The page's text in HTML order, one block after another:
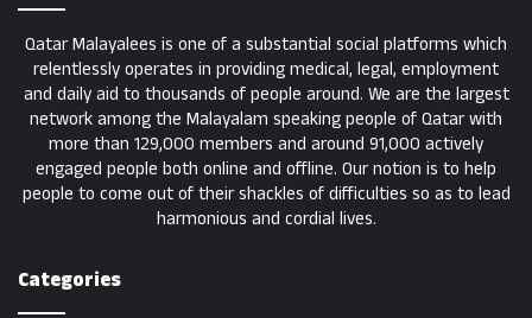
Qatar Malayalees is one of a substantial social platforms which
relentlessly operates in providing medical, legal, employment
and daily aid to thousands of people around. We are the largest
network among the Malayalam speaking people of Qatar with
more than 129,000 members and around 91,000 actively
engaged people both online and offline. Our notion is to help
people to come out of their shackles of difficulties so as to lead
harmonious and cordial lives.
Categories